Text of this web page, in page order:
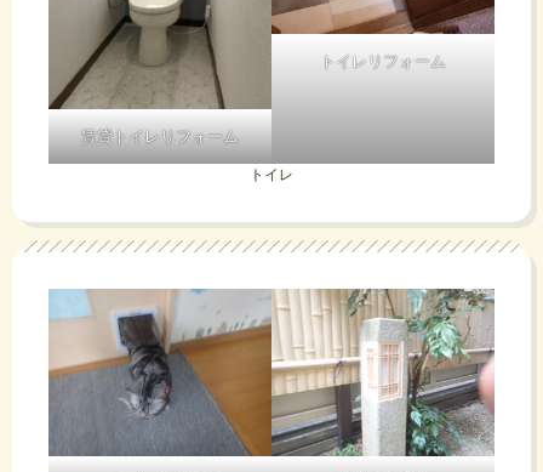
賃貸トイレリフォーム
トイレリフォーム
トイレ